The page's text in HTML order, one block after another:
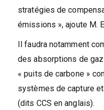
stratégies de
émissions », ajoute M.
Il faudra notamment
des absorptions de
« puits de carbone »
systèmes de capture
(dits CCS en anglais).